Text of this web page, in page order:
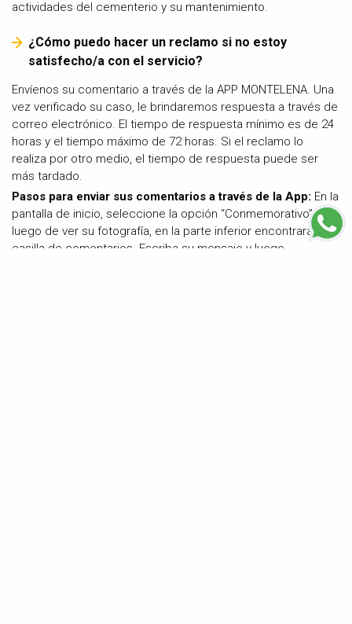
actividades del cementerio y su mantenimiento.
¿Cómo puedo hacer un reclamo si no estoy
satisfecho/a con el servicio?
Envíenos su comentario a través de la APP MONTELENA. Una
vez verificado su caso, le brindaremos respuesta a través de
correo electrónico. El tiempo de respuesta mínimo es de 24
horas y el tiempo máximo de 72 horas. Si el reclamo lo
realiza por otro medio, el tiempo de respuesta puede ser
más tardado.
Pasos para enviar sus comentarios a través de la App: En la
pantalla de inicio, seleccione la opción “Conmemorativo”,
luego de ver su fotografía, en la parte inferior encontrará la
casilla de comentarios. Escriba su mensaje y luego